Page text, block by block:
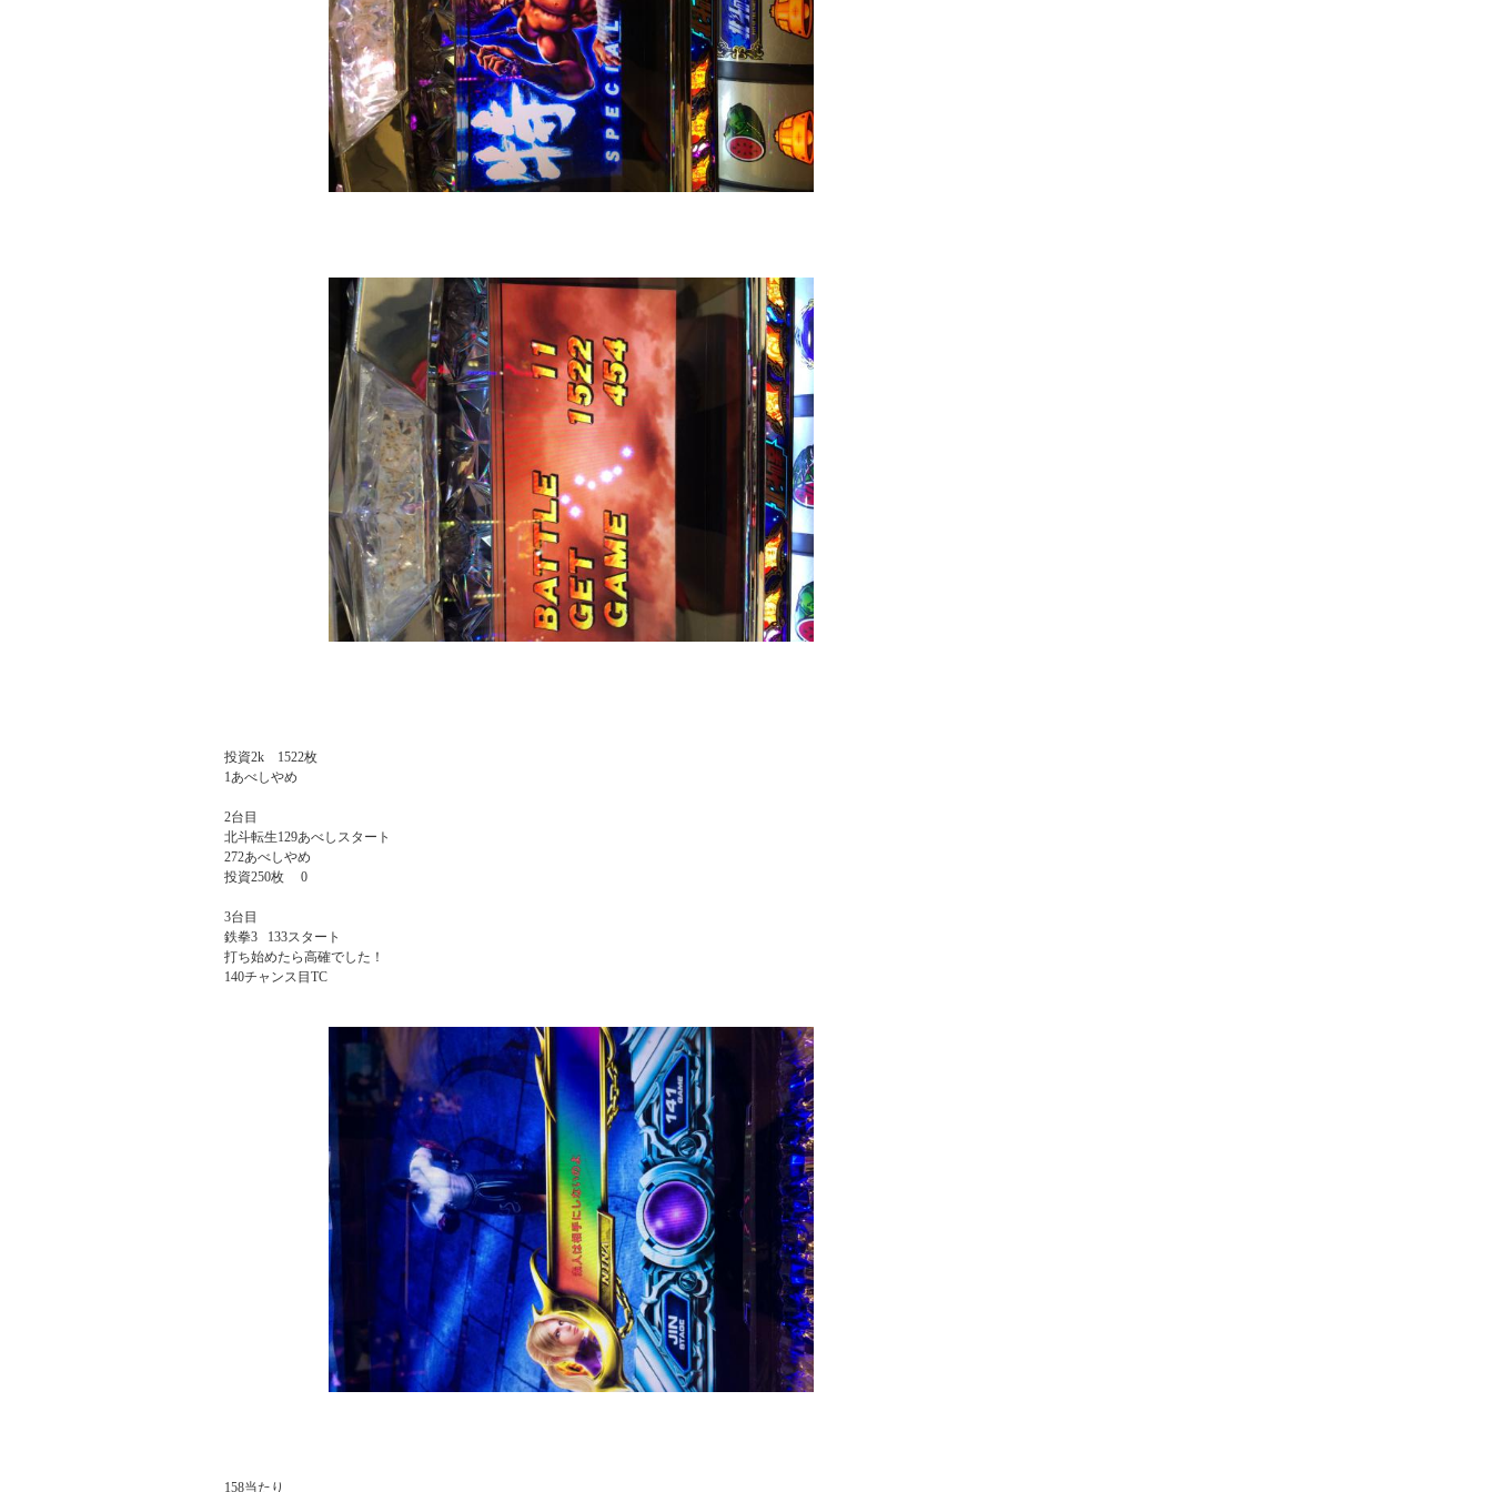
投資2k    1522枚
1あべしやめ
2台目
北斗転生129あべしスタート
272あべしやめ
投資250枚     0
3台目
鉄拳3   133スタート
打ち始めたら高確でした！
140チャンス目TC
158当たり